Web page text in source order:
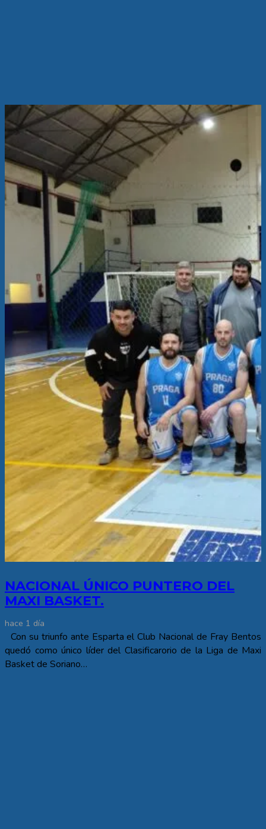
NACIONAL ÚNICO PUNTERO DEL
MAXI BASKET.
hace 1 día
Con su triunfo ante Esparta el Club Nacional de Fray Bentos
quedó como único líder del Clasificarorio de la Liga de Maxi
Basket de Soriano…